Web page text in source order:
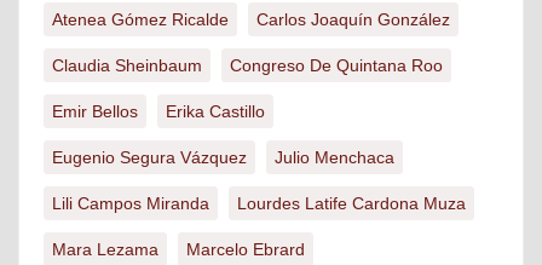
Atenea Gómez Ricalde Carlos Joaquín González
Claudia Sheinbaum Congreso De Quintana Roo
Emir Bellos Erika Castillo
Eugenio Segura Vázquez Julio Menchaca
Lili Campos Miranda Lourdes Latife Cardona Muza
Mara Lezama Marcelo Ebrard